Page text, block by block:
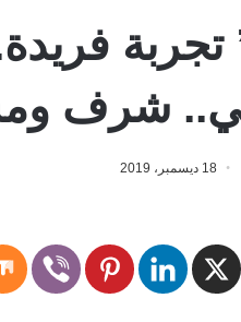
شرف
18 ديسمبر، 2019